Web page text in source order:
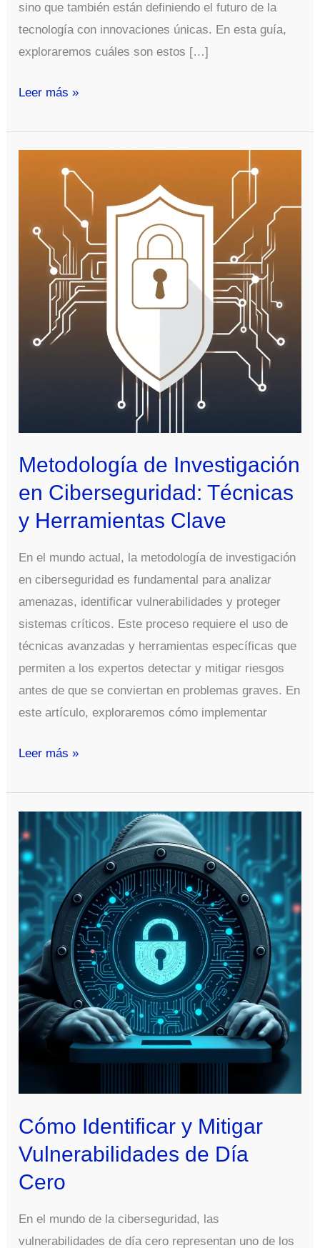
sino que también están definiendo el futuro de la
tecnología con innovaciones únicas. En esta guía,
exploraremos cuáles son estos […]
Los
de
proyectos
innovadores
Leer más »
Metodología de Investigación
en Ciberseguridad: Técnicas
y Herramientas Clave
En el mundo actual, la metodología de investigación
en ciberseguridad es fundamental para analizar
amenazas, identificar vulnerabilidades y proteger
sistemas críticos. Este proceso requiere el uso de
técnicas avanzadas y herramientas específicas que
permiten a los expertos detectar y mitigar riesgos
antes de que se conviertan en problemas graves. En
este artículo, exploraremos cómo implementar
Metodología
Investigación
Ciberseguridad:
Técnicas
y
Herramientas
Clave
Leer más »
Cómo Identificar y Mitigar
Vulnerabilidades de Día
Cero
En el mundo de la ciberseguridad, las
vulnerabilidades de día cero representan uno de los